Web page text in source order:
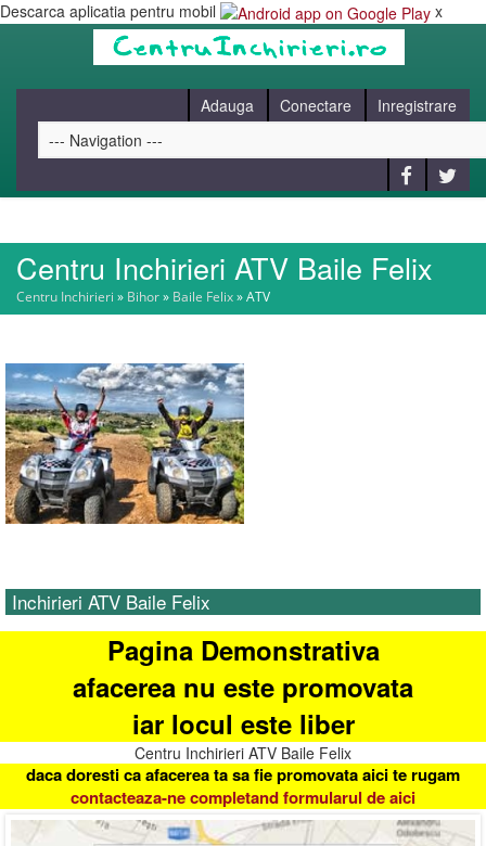
Descarca aplicatia pentru mobil x
Adauga Conectare Inregistrare
HOME
BLOG
CONTACT
Centru Inchirieri ATV Baile Felix
Centru Inchirieri » Bihor» Baile Felix»ATV
Inchirieri ATV Baile Felix
Pagina Demonstrativa
afacerea nu este promovata
iar locul este liber
Centru Inchirieri ATV Baile Felix
daca doresti ca afacerea ta sa fie promovata aici te rugam
contacteaza-ne completand formularul de aici